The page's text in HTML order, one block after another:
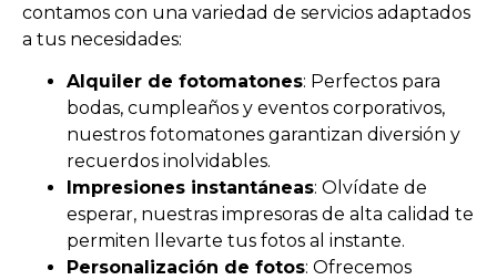
contamos con una variedad de servicios adaptados
a tus necesidades:
Alquiler de fotomatones: Perfectos para
bodas, cumpleaños y eventos corporativos,
nuestros fotomatones garantizan diversión y
recuerdos inolvidables.
Impresiones instantáneas: Olvídate de
esperar, nuestras impresoras de alta calidad te
permiten llevarte tus fotos al instante.
Personalización de fotos: Ofrecemos